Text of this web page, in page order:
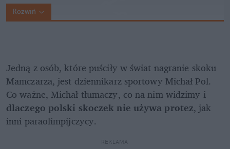
Rozwiń
Jedną z osób, które puściły w świat nagranie skoku
Mamczarza, jest dziennikarz sportowy Michał Pol.
Co ważne, Michał tłumaczy, co na nim widzimy i
dlaczego polski skoczek nie używa protez, jak
inni paraolimpijczycy.
REKLAMA